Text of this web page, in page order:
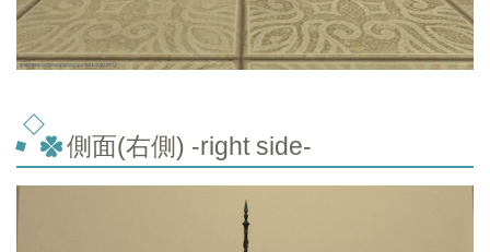
側面(右側) -right side-